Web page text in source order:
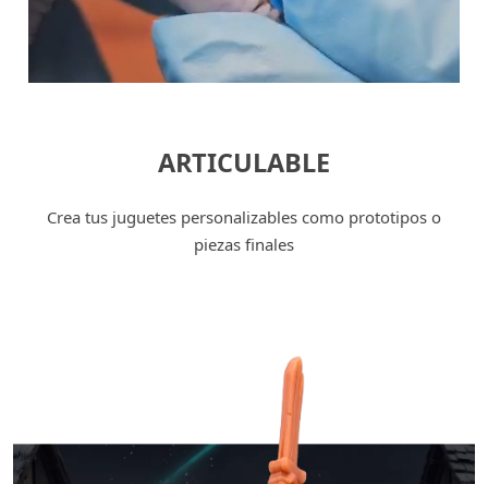
ARTICULABLE
Crea tus juguetes personalizables como prototipos o
piezas finales